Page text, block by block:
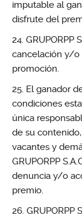
imputable al
disfrute del
GRUPORPP
cancelación y/o
promoción.
El ganador
condiciones
única
de su
vacantes y
GRUPORPP
denuncia y/o
premio.
GRUPORPP